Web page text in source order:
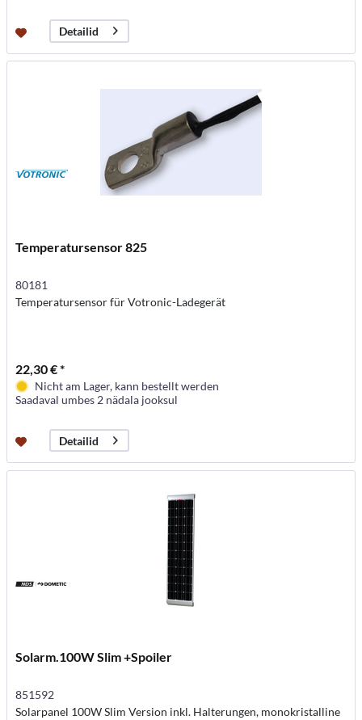
Detailid
Temperatursensor 825
80181
Temperatursensor für Votronic-Ladegerät
22,30 € *
Nicht am Lager, kann bestellt werden
Saadaval umbes 2 nädala jooksul
Detailid
Solarm.100W Slim +Spoiler
851592
Solarpanel 100W Slim Version inkl. Halterungen, monokristalline